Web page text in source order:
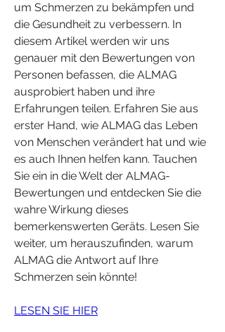
um Schmerzen zu bekämpfen und
die Gesundheit zu verbessern. In
diesem Artikel werden wir uns
genauer mit den Bewertungen von
Personen befassen, die ALMAG
ausprobiert haben und ihre
Erfahrungen teilen. Erfahren Sie aus
erster Hand, wie ALMAG das Leben
von Menschen verändert hat und wie
es auch Ihnen helfen kann. Tauchen
Sie ein in die Welt der ALMAG-
Bewertungen und entdecken Sie die
wahre Wirkung dieses
bemerkenswerten Geräts. Lesen Sie
weiter, um herauszufinden, warum
ALMAG die Antwort auf Ihre
Schmerzen sein könnte!
LESEN SIE HIER